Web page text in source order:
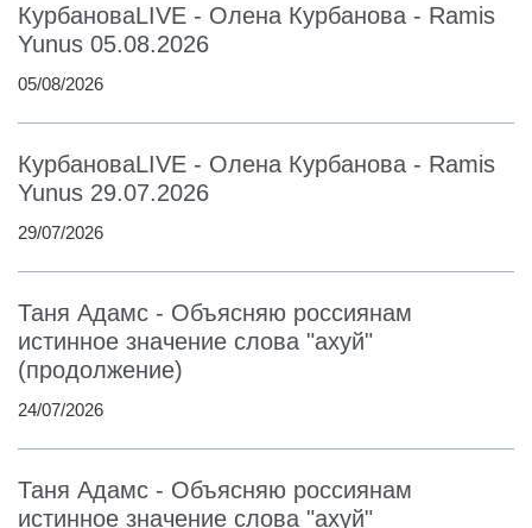
КурбановаLIVE - Олена Курбанова - Ramis
Yunus 05.08.2026
05/08/2026
КурбановаLIVE - Олена Курбанова - Ramis
Yunus 29.07.2026
29/07/2026
Таня Адамс - Объясняю россиянам
истинное значение слова "ахуй"
(продолжение)
24/07/2026
Таня Адамс - Объясняю россиянам
истинное значение слова "ахуй"